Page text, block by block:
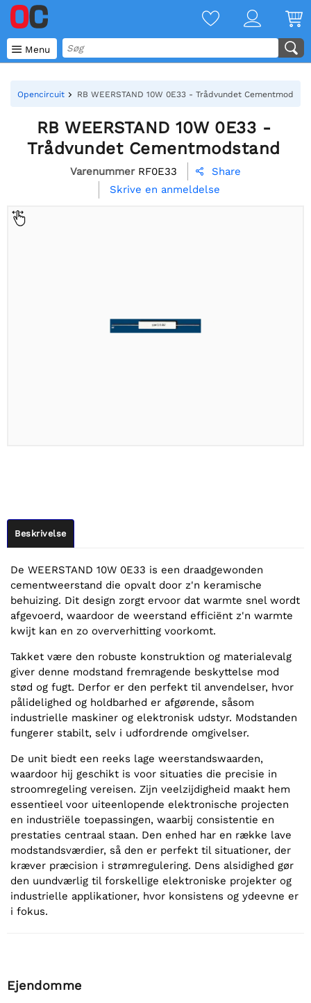
 Menu
Opencircuit RB WEERSTAND 10W 0E33 - Trådvundet
RB WEERSTAND 10W 0E33 -
Trådvundet Cementmodstand
Varenummer RF0E33 
Share
Skrive en anmeldelse
Beskrivelse
De WEERSTAND 10W 0E33 is een draadgewonden
cementweerstand die opvalt door z'n keramische
behuizing. Dit design zorgt ervoor dat warmte snel wordt
afgevoerd, waardoor de weerstand efficiënt z'n warmte
kwijt kan en zo oververhitting voorkomt.
Takket være den robuste konstruktion og materialevalg
giver denne modstand fremragende beskyttelse mod
stød og fugt. Derfor er den perfekt til anvendelser, hvor
pålidelighed og holdbarhed er afgørende, såsom
industrielle maskiner og elektronisk udstyr. Modstanden
fungerer stabilt, selv i udfordrende omgivelser.
De unit biedt een reeks lage weerstandswaarden,
waardoor hij geschikt is voor situaties die precisie in
stroomregeling vereisen. Zijn veelzijdigheid maakt hem
essentieel voor uiteenlopende elektronische projecten
en industriële toepassingen, waarbij consistentie en
prestaties centraal staan. Den enhed har en række lave
modstandsværdier, så den er perfekt til situationer, der
kræver præcision i strømregulering. Dens alsidighed gør
den uundværlig til forskellige elektroniske projekter og
industrielle applikationer, hvor konsistens og ydeevne er
i fokus.
Ejendomme